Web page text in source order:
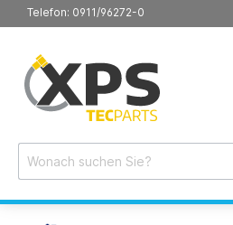
Telefon: 0911/96272-0